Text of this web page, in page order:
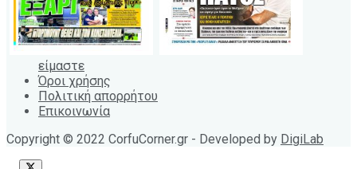
είμαστε
Όροι χρήσης
Πολιτική απορρήτου
Επικοινωνία
Copyright © 2022 CorfuCorner.gr - Developed by DigiLab